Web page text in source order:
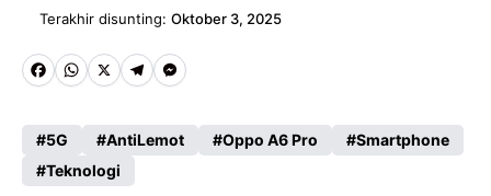
Terakhir disunting: Oktober 3, 2025
Fa
b
o
W
ts
A
X
Te
gr
a
M
se
5G AntiLemot Oppo A6 Pro
Smartphone
Teknologi